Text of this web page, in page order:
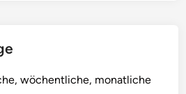
wöchentliche, monatliche